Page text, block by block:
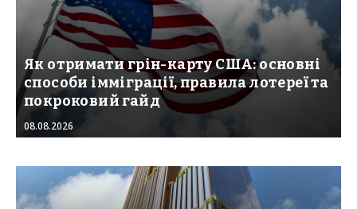
Як отримати грін-карту США: основні
способи імміграції, правила лотереї та
покроковий гайд
08.08.2026